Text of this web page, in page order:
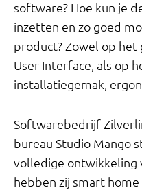
software? Hoe kun je
inzetten en zo goed
product? Zowel op het
User Interface, als op
installatiegemak,
Softwarebedrijf
bureau Studio Mango
volledige ontwikkeling
hebben zij smart